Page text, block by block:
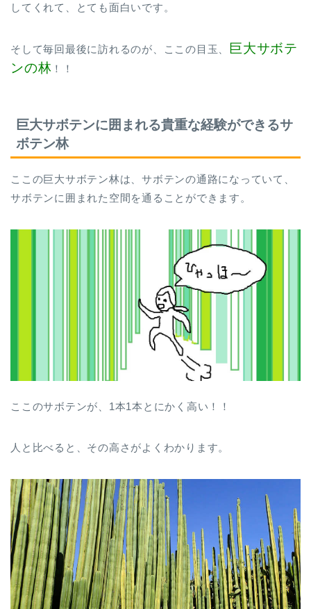
してくれて、とても面白いです。
そして毎回最後に訪れるのが、ここの目玉、
巨大サボテ
ンの林 ！！
巨大サボテンに囲まれる貴重な経験ができるサ
ボテン林
ここの巨大サボテン林は、サボテンの通路になっていて、
サボテンに囲まれた空間を通ることができます。
ここのサボテンが、1本1本とにかく高い！！
人と比べると、その高さがよくわかります。